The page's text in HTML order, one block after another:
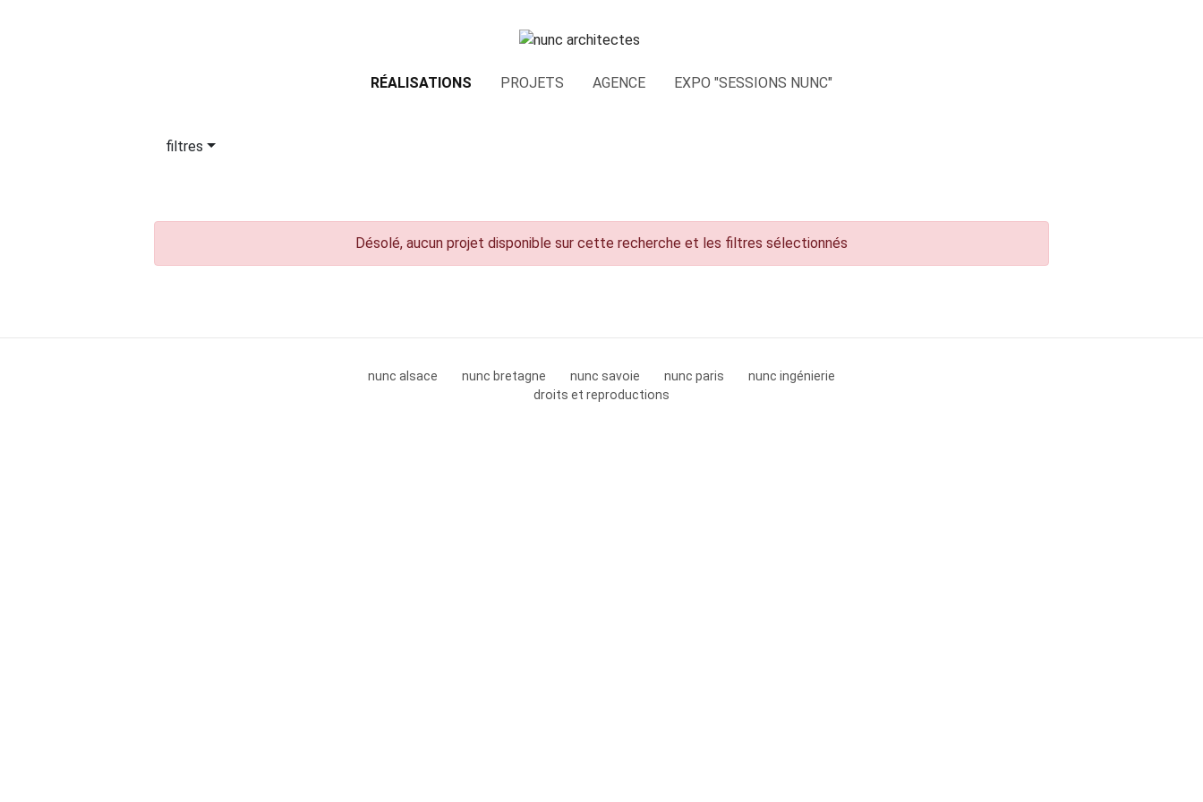
RÉALISATIONS PROJETS AGENCE EXPO "SESSIONS NUNC"
filtres
Désolé, aucun projet disponible sur cette recherche et les filtres sélectionnés
nunc alsace nunc bretagne nunc savoie nunc paris
nunc ingénierie
droits et reproductions